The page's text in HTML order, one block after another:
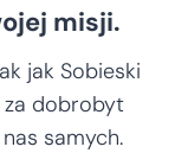
misji.
jak Sobieski
za dobrobyt
samych.